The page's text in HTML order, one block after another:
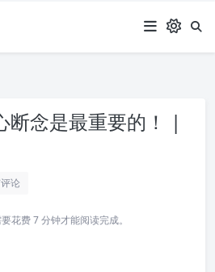
断念是最重要的！ |
论
花费 7 分钟才能阅读完成。